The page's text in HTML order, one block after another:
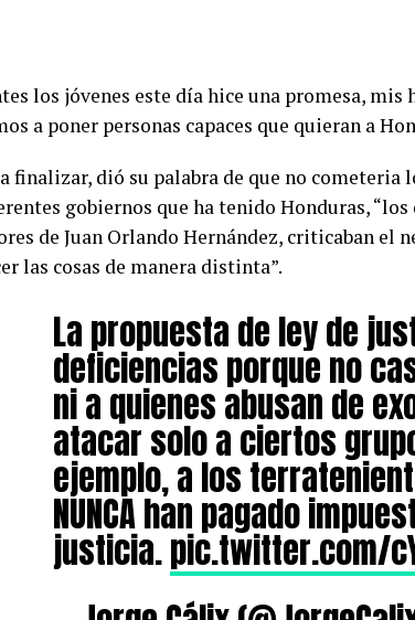
los jóvenes este día hice una promesa,
a poner personas capaces que quieran a
finalizar, dió su palabra de que no cometeria
gobiernos que ha tenido Honduras,
de Juan Orlando Hernández, criticaban el
las cosas de manera distinta”.
La propuesta de ley de
deficiencias porque no
ni a quienes abusan de
atacar solo a ciertos
ejemplo, a los
NUNCA han pagado
justicia.pic.twitter.com/